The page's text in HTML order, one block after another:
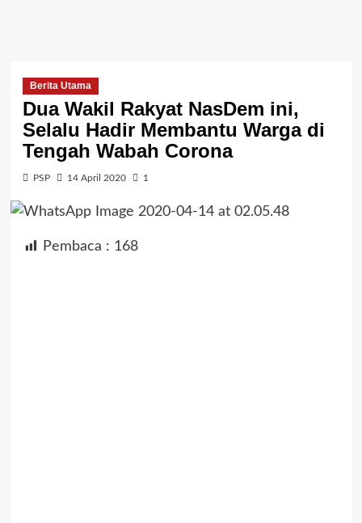
Berita Utama
Dua Wakil Rakyat NasDem ini,
Selalu Hadir Membantu Warga di
Tengah Wabah Corona
PSP 14 April 2020 1
Pembaca : 168